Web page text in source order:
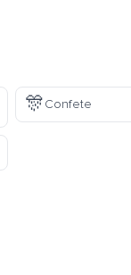
🎊Confete